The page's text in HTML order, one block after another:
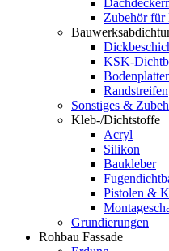
Zubehör für
KSK-
Randstreifen
Sonstiges &
Kleb-/Dichtstoffe
Acryl
Silikon
Baukleber
Pistolen &
Grundierungen
Rohbau Fassade